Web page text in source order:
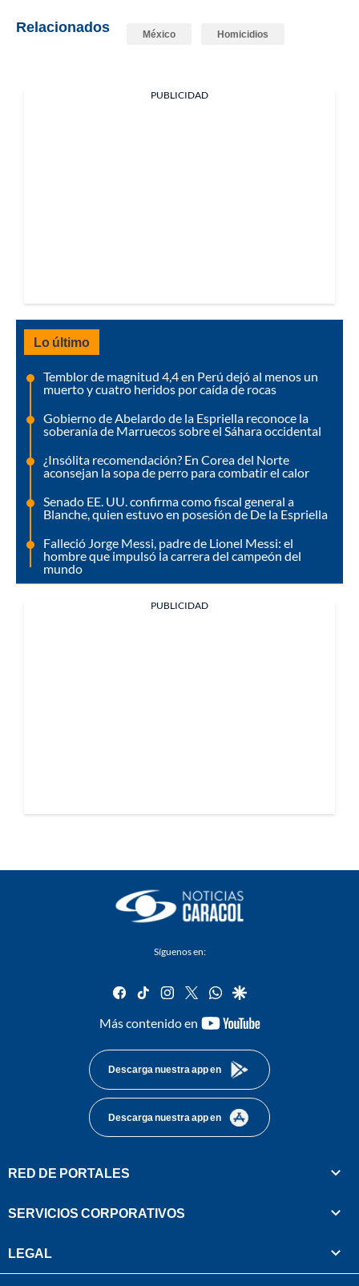
Relacionados México Homicidios
PUBLICIDAD
Lo último
Temblor de magnitud 4,4 en Perú dejó al menos un
muerto y cuatro heridos por caída de rocas
Gobierno de Abelardo de la Espriella reconoce la
soberanía de Marruecos sobre el Sáhara occidental
¿Insólita recomendación? En Corea del Norte
aconsejan la sopa de perro para combatir el calor
Senado EE. UU. confirma como fiscal general a
Blanche, quien estuvo en posesión de De la Espriella
Falleció Jorge Messi, padre de Lionel Messi: el
hombre que impulsó la carrera del campeón del
mundo
PUBLICIDAD
Síguenos en:
facebook
tiktok instagram
twitterwhatsapp
google
Más contenido en
youtube-
Descarga nuestra app en
Descarga nuestra app en
RED DE PORTALES
SERVICIOS CORPORATIVOS
LEGAL